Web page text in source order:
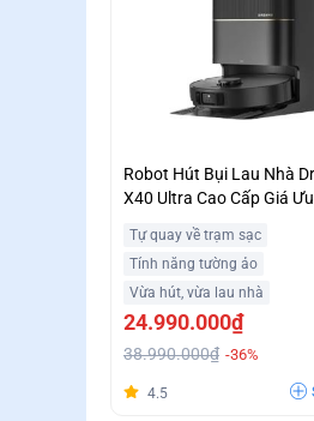
Robot Hút Bụi Lau Nhà
X40 Ultra Cao Cấp Giá
Tự quay về trạm sạc
Tính năng tường ảo
Vừa hút, vừa lau nhà
24.990.000₫
38.990.000₫ -36%
4.5